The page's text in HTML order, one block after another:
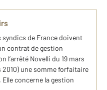
syndics de France doivent
contrat de gestion
l’arrêté Novelli du 19 mars
2010) une somme forfaitaire
concerne la gestion